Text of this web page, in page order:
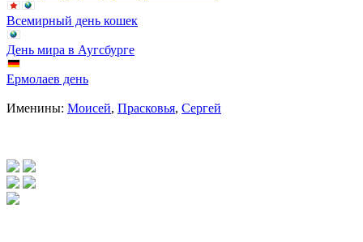
Всемирный день кошек
День мира в Аугсбурге
Ермолаев день
Именины: Моисей, Прасковья, Сергей